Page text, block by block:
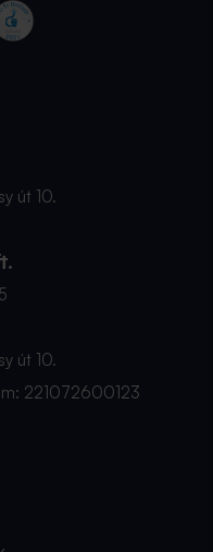
út 10.
út 10.
221072600123